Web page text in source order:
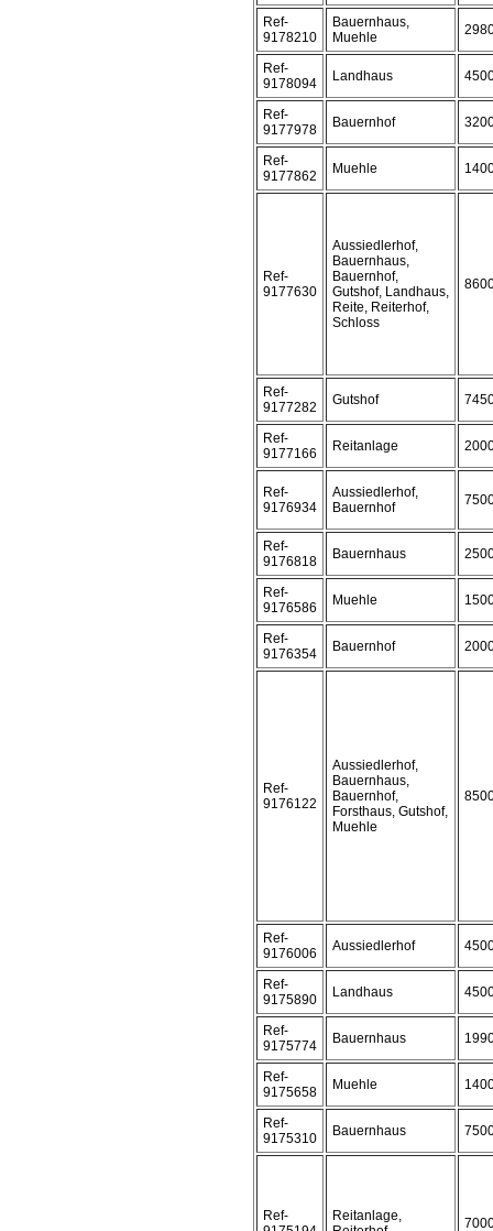
Ref-
9178210
Bauernhaus,
Muehle
Ref-
9178094
Landhaus
Ref-
9177978
Bauernhof
Ref-
9177862
Muehle
Ref-
9177630
Aussiedlerhof,
Bauernhaus,
Bauernhof,
Gutshof, Landhaus,
Reite, Reiterhof,
Schloss
Ref-
9177282
Gutshof
Ref-
9177166
Reitanlage
Ref-
9176934
Aussiedlerhof,
Bauernhof
Ref-
9176818
Bauernhaus
Ref-
9176586
Muehle
Ref-
9176354
Bauernhof
Ref-
9176122
Aussiedlerhof,
Bauernhaus,
Bauernhof,
Forsthaus, Gutshof,
Muehle
Ref-
9176006
Aussiedlerhof
Ref-
9175890
Landhaus
Ref-
9175774
Bauernhaus
Ref-
9175658
Muehle
Ref-
9175310
Bauernhaus
Ref-
Reitanlage,